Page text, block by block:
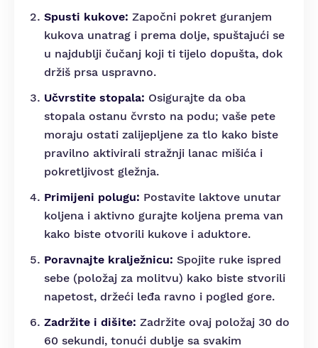
Spusti kukove: Započni pokret guranjem
kukova unatrag i prema dolje, spuštajući se
u najdublji čučanj koji ti tijelo dopušta, dok
držiš prsa uspravno.
Učvrstite stopala: Osigurajte da oba
stopala ostanu čvrsto na podu; vaše pete
moraju ostati zalijepljene za tlo kako biste
pravilno aktivirali stražnji lanac mišića i
pokretljivost gležnja.
Primijeni polugu: Postavite laktove unutar
koljena i aktivno gurajte koljena prema van
kako biste otvorili kukove i aduktore.
Poravnajte kralježnicu: Spojite ruke ispred
sebe (položaj za molitvu) kako biste stvorili
napetost, držeći leđa ravno i pogled gore.
Zadržite i dišite: Zadržite ovaj položaj 30 do
60 sekundi, tonući dublje sa svakim